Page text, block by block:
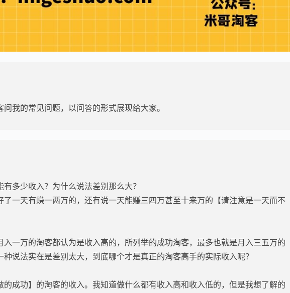
我的常见问题，以问答的形式展现给大家。
多少收入？为什么说法差别那么大？
了一天有赚一两万的，还有说一天能赚三四万甚至十来万的【请注意是一天而不
入一万的淘客都认为是收入高的，所列举的成功淘客，最多也就是月入三五万的
说法实在是差别太大，到底哪个才是真正的淘客高手的实际收入呢？
的成功】的淘客的收入。我知道做什么都有收入高和收入低的，但是我想了解的